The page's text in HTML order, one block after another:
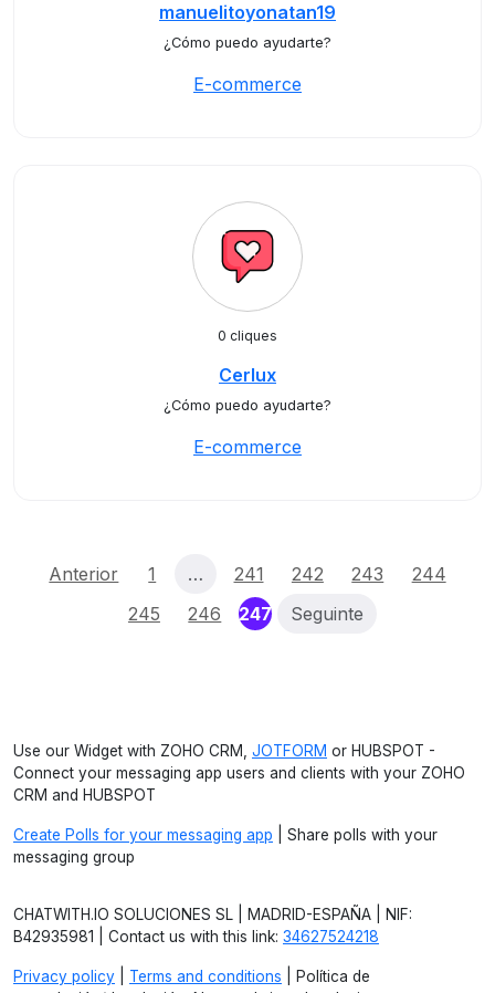
manuelitoyonatan19
¿Cómo puedo ayudarte?
E-commerce
0 cliques
Cerlux
¿Cómo puedo ayudarte?
E-commerce
Anterior 1 … 241 242 243
244
245
246 247(current)
Seguinte
Use our Widget with ZOHO CRM, JOTFORM or HUBSPOT -
Connect your messaging app users and clients with your ZOHO
CRM and HUBSPOT
Create Polls for your messaging app | Share polls with your
messaging group
CHATWITH.IO SOLUCIONES SL | MADRID-ESPAÑA | NIF:
B42935981 | Contact us with this link: 34627524218
Privacy policy Terms and conditions | Política de